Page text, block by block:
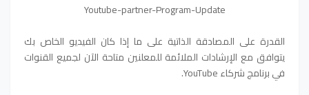
Youtube-partner-Program-Update
القدرة على المصادقة الذاتية على ما إذا كان الفيديو الخاص بك
يتوافق مع الإرشادات الملائمة للمعلنين متاحة الآن لجميع القنوات
في برنامج شركاء YouTube.